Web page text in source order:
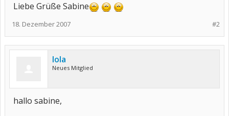
Liebe Grüße Sabine
#2
18. Dezember 2007
lola
Neues Mitglied
hallo sabine,